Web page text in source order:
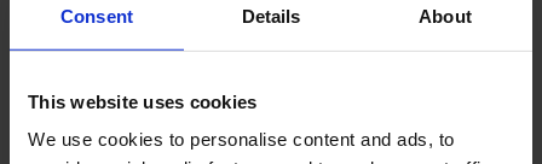
Consent Details About
This website uses cookies
We use cookies to personalise content and ads, to
Bemonsteringsgoot
Specificaties